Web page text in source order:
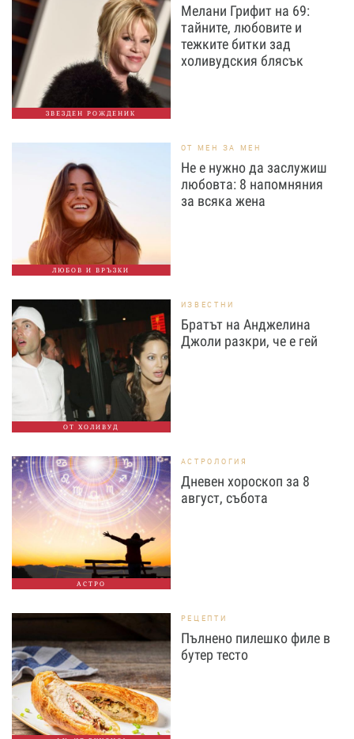
ЗВЕЗДЕН РОЖДЕНИК
Мелани Грифит на 69:
тайните, любовите и
тежките битки зад
холивудския блясък
ЛЮБОВ И ВРЪЗКИ
ОТ МЕН ЗА МЕН
Не е нужно да заслужиш
любовта: 8 напомняния
за всяка жена
ОТ ХОЛИВУД
ИЗВЕСТНИ
Братът на Анджелина
Джоли разкри, че е гей
АСТРО
АСТРОЛОГИЯ
Дневен хороскоп за 8
август, събота
РЕЦЕПТИ
Пълнено пилешко филе в
бутер тесто